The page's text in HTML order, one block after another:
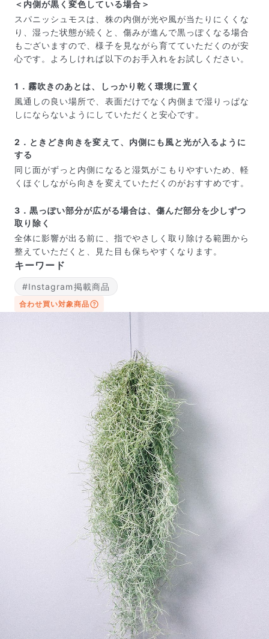
届いたお花に元気がなかったら？
もし届いたお花に「枯れている」「折れている」などの
不備があった場合は、些細なことでもお気軽にサポート
写真と同じものが届く？
商品ページに掲載している写真は、実際にお届けする商
品を撮影したものです。お花は生き物なので、どうして
も色味やサイズ・咲き方に個体差はありますが、できる
だけ写真のイメージに近いものをお届けできるように人
の目でチェックをしています。
よくある質問
Q. 毎月自動でお花が届くサービスですか？
いいえ、毎月自動でお届けするサービスではありません。好
きな時に好きな花をご注文いただけます。
Q. 配送できないエリアはありますか？
ただいま沖縄・離島エリアへの配送には対応しておりませ
ん。ご了承ください。
Q. 配送日時は指定できますか？
お花をベストなタイミングで発送しているため、お届け日の
指定はできません。受け取り時間帯は、発送後にクロネコヤ
マトのアプリから変更可能です。
Q. 注文後にキャンセルできますか？
ご注文後一定時間内であればキャンセル可能です。
＜内側が黒く変色している場合＞
スパニッシュモスは、株の内側が光や風が当たりにくくな
り、湿った状態が続くと、傷みが進んで黒っぽくなる場合
もございますので、様子を見ながら育てていただくのが安
心です。よろしければ以下のお手入れをお試しください。
1．霧吹きのあとは、しっかり乾く環境に置く
風通しの良い場所で、表面だけでなく内側まで湿りっぱな
しにならないようにしていただくと安心です。
2．ときどき向きを変えて、内側にも風と光が入るように
する
同じ面がずっと内側になると湿気がこもりやすいため、軽
くほぐしながら向きを変えていただくのがおすすめです。
3．黒っぽい部分が広がる場合は、傷んだ部分を少しずつ
取り除く
全体に影響が出る前に、指でやさしく取り除ける範囲から
整えていただくと、見た目も保ちやすくなります。
キーワード
#Instagram掲載商品
合わせ買い対象商品